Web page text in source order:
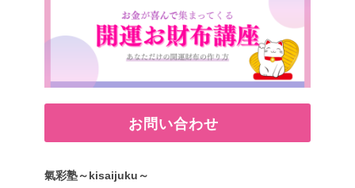
お問い合わせ
氣彩塾～kisaijuku～